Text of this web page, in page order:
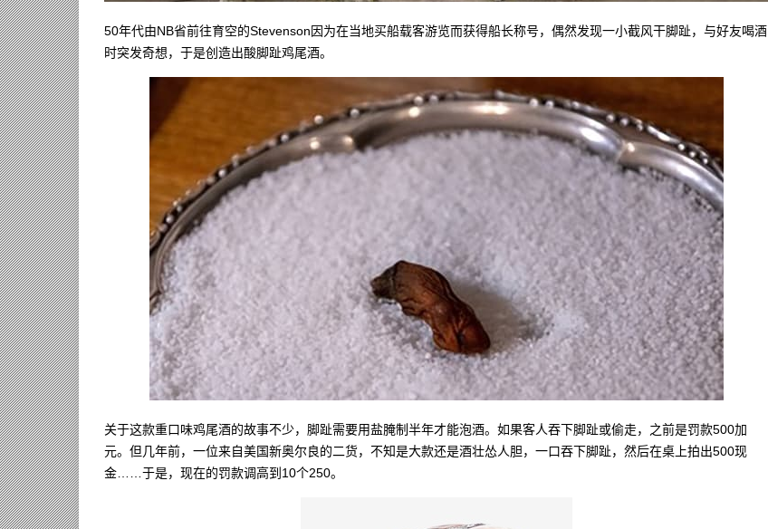
50年代由NB省前往育空的Stevenson因为在当地买船载客游览而获得船长称号，偶然发现一小截风干脚趾，与好友喝酒
时突发奇想，于是创造出酸脚趾鸡尾酒。
关于这款重口味鸡尾酒的故事不少，脚趾需要用盐腌制半年才能泡酒。如果客人吞下脚趾或偷走，之前是罚款500加
元。但几年前，一位来自美国新奥尔良的二货，不知是大款还是酒壮怂人胆，一口吞下脚趾，然后在桌上拍出500现
金……于是，现在的罚款调高到10个250。